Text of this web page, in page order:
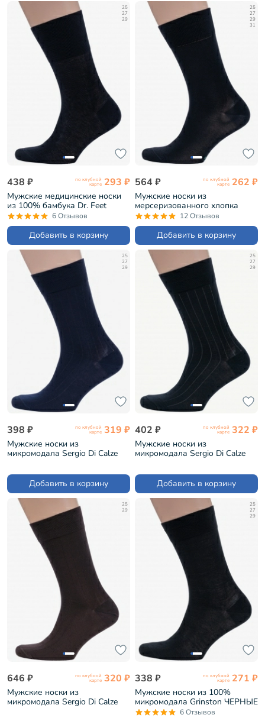
25
27
29
438 ₽ по клубной
карте 293 ₽
Мужские медицинские носки
из 100% бамбука Dr. Feet
ЧЕРНЫЕ (19DF1)
6 Отзывов
Добавить в корзину
25
27
29
31
564 ₽ по клубной
карте 262 ₽
Мужские носки из
мерсеризованного хлопка
Grinston ЧЕРНЫЕ (15D3)
12 Отзывов
Добавить в корзину
25
27
29
398 ₽ по клубной
карте 319 ₽
Мужские носки из
микромодала Sergio Di Calze
Добавить в корзину
25
27
29
402 ₽ по клубной
карте 322 ₽
Мужские носки из
микромодала Sergio Di Calze
Добавить в корзину
25
29
646 ₽ по клубной
карте 320 ₽
Мужские носки из
микромодала Sergio Di Calze
25
27
29
338 ₽ по клубной
карте 271 ₽
Мужские носки из 100%
микромодала Grinston ЧЕРНЫЕ
(15D7)
6 Отзывов